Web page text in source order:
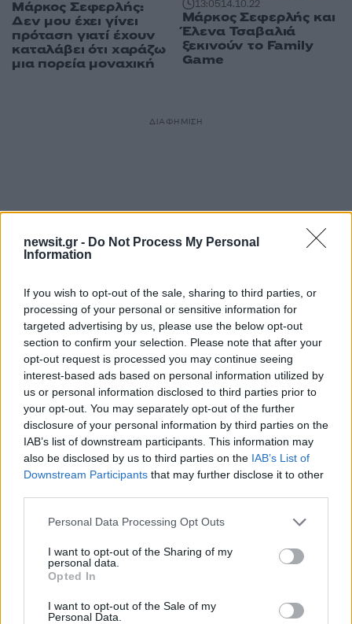
newsit.gr - Do Not Process My Personal
Information
If you wish to opt-out of the sale, sharing to third parties, or
processing of your personal or sensitive information for
targeted advertising by us, please use the below opt-out
section to confirm your selection. Please note that after your
opt-out request is processed you may continue seeing
interest-based ads based on personal information utilized by
us or personal information disclosed to third parties prior to
your opt-out. You may separately opt-out of the further
disclosure of your personal information by third parties on the
IAB’s list of downstream participants. This information may
also be disclosed by us to third parties on the IAB’s List of
Downstream Participants that may further disclose it to other
Please note that this website/app uses one or more Google
not limited to your visit or usage behaviour. You may click to
grant or deny consent to Google and its third-party tags to
use your data for below specified purposes in below Google
consent section.
Personal Data Processing Opt Outs
I want to opt-out of the Sharing of my
personal data.
Opted In
I want to opt-out of the Sale of my
Personal Data.
Μάρκος Σεφερλής:
Δεν μου έχει γίνει
πρόταση γιατί έχουν
καταλάβει ότι χαράζω
μια πορεία μοναχική
13:0514.10.22
Μάρκος Σεφερλής και
Έλενα Τσαβαλιά
ξεκινούν το Family
Game
ΔΙΑΦΗΜΙΣΗ
15:20 03.10.22
Είναι επίσημο: Μάρκος Σεφερλής και Έλενα
Τσαβαλιά ξεκινούν το Family Game